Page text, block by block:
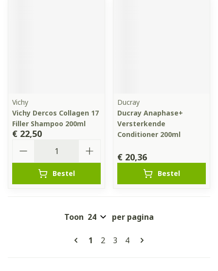
Vichy
Vichy Dercos Collagen 17
Filler Shampoo 200ml
€ 22,50
Bestel
Ducray
Ducray Anaphase+
Versterkende
Conditioner 200ml
€ 20,36
Bestel
Pagina's
U lees momenteel pagina
1 Pagina
2 Pagina
3 Pagina
4
Toon per pagina